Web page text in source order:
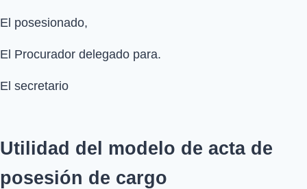
El posesionado,
El Procurador delegado para.
El secretario
Utilidad del modelo de acta de
posesión de cargo